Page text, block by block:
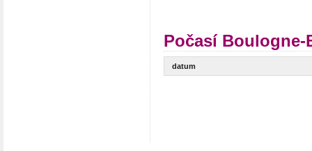
Počasí
datum